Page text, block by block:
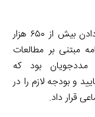
از تیر ماه ۱۳۹۷ برنامه تحت پوشش قرار دادن بیش از ۶۵۰ هزار
مبتنی بر مطالعات
مددجویان بود که
و بودجه لازم را در
قرار داد.